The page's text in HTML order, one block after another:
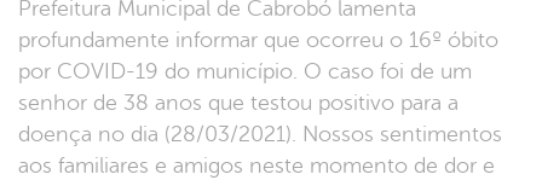
Prefeitura Municipal de Cabrobó lamenta
profundamente informar que ocorreu o 16º óbito
por COVID-19 do município. O caso foi de um
senhor de 38 anos que testou positivo para a
doença no dia (28/03/2021). Nossos sentimentos
aos familiares e amigos neste momento de dor e